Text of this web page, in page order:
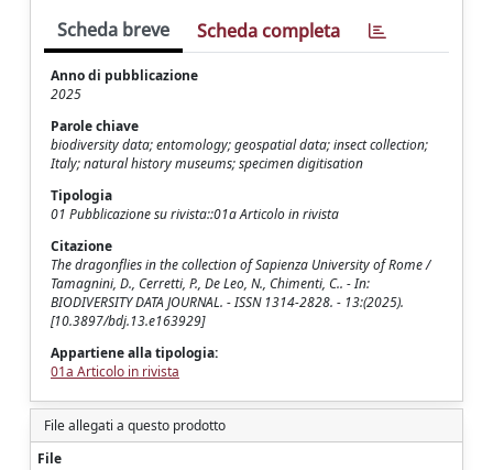
Scheda breve Scheda completa
Anno di pubblicazione
2025
Parole chiave
biodiversity data; entomology; geospatial data; insect collection;
Italy; natural history museums; specimen digitisation
Tipologia
01 Pubblicazione su rivista::01a Articolo in rivista
Citazione
The dragonflies in the collection of Sapienza University of Rome /
Tamagnini, D., Cerretti, P., De Leo, N., Chimenti, C.. - In:
BIODIVERSITY DATA JOURNAL. - ISSN 1314-2828. - 13:(2025).
[10.3897/bdj.13.e163929]
Appartiene alla tipologia:
01a Articolo in rivista
File allegati a questo prodotto
File